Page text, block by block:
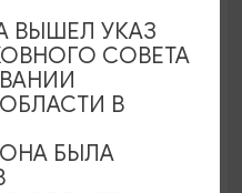
ВЫШЕЛ УКАЗ
СОВЕТА
В
БЫЛА